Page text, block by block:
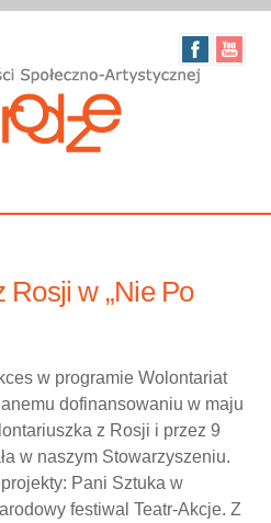
w „Nie Po
w programie Wolontariat
dofinansowaniu w maju
z Rosji i przez 9
w naszym Stowarzyszeniu.
Pani Sztuka w
festiwal Teatr-Akcje. Z